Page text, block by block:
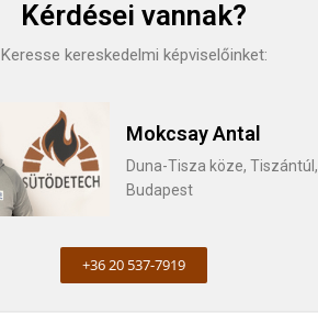
Kérdései vannak?
Keresse kereskedelmi képviselőinket:
Mokcsay Antal
Duna-Tisza köze, Tiszántúl,
Budapest
+36 20 537-7919